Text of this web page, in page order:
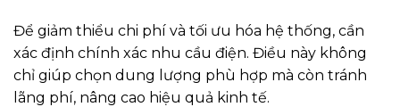
Để giảm thiểu chi phí và tối ưu hóa hệ thống, cần
xác định chính xác nhu cầu điện. Điều này không
chỉ giúp chọn dung lượng phù hợp mà còn tránh
lãng phí, nâng cao hiệu quả kinh tế.